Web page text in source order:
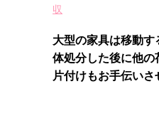
収
大型の家具は移動
体処分した後に他の
片付けもお手伝いさ